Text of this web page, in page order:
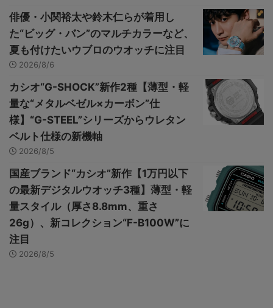
俳優・小関裕太や鈴木仁らが着用し
た“ビッグ・バン”のマルチカラーなど、
夏も付けたいウブロのウオッチに注目
2026/8/6
カシオ“G-SHOCK”新作2種【薄型・軽
量な“メタルベゼル×カーボン”仕
様】“G-STEEL”シリーズからウレタン
ベルト仕様の新機軸
2026/8/5
国産ブランド“カシオ”新作【1万円以下
の最新デジタルウオッチ3種】薄型・軽
量スタイル（厚さ8.8mm、重さ
26g）、新コレクション“F-B100W”に
注目
2026/8/5